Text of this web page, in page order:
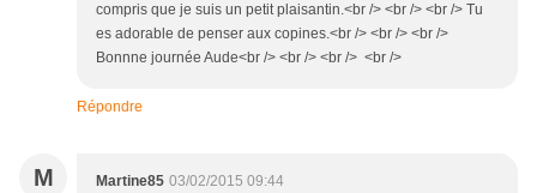
compris que je suis un petit plaisantin.<br /> <br /> <br /> Tu
es adorable de penser aux copines.<br /> <br /> <br />
Bonnne journée Aude<br /> <br /> <br /> <br />
Répondre
M Martine85 03/02/2015 09:44